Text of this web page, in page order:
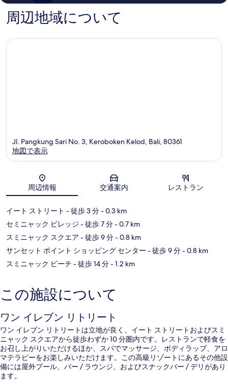
件
の
コ
口
周辺地域について
地図
Jl. Pangkung Sari No. 3, Keroboken Kelod, Bali, 80361
地図で表示
周辺情報 交通案内 レストラン
イート ストリート - 徒歩 3 分- 0.3 km
セミニャック ビレッジ - 徒歩 7 分- 0.7 km
スミニャック スクエア - 徒歩 9 分- 0.8 km
サンセット ポイント ショッピング センター - 徒歩 9 分- 0.8 km
スミニャック ビーチ - 徒歩 14 分- 1.2 km
この施設について
ワン イレブン リトリート
ワン イレブン リトリートは立地が良く、イート ストリートおよびスミ
ニャック スクエアから徒歩わずか 10 分圏内です。レストランで軽食を
お召し上がりいただけるほか、スパでマッサージ、ボディラップ、アロ
マテラピーをお楽しみいただけます。この高級リゾートにあるその他設
備には屋外プール、バー / ラウンジ、およびスナックバー / デリがあり
ます。